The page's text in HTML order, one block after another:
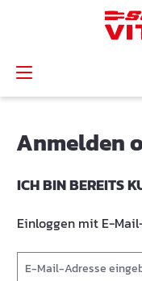
Anmelden
ICH BIN BEREITS
Einloggen mit E-